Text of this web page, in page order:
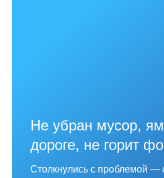
Не убран мусор,
дороге, не горит
Столкнулись с проблемой —